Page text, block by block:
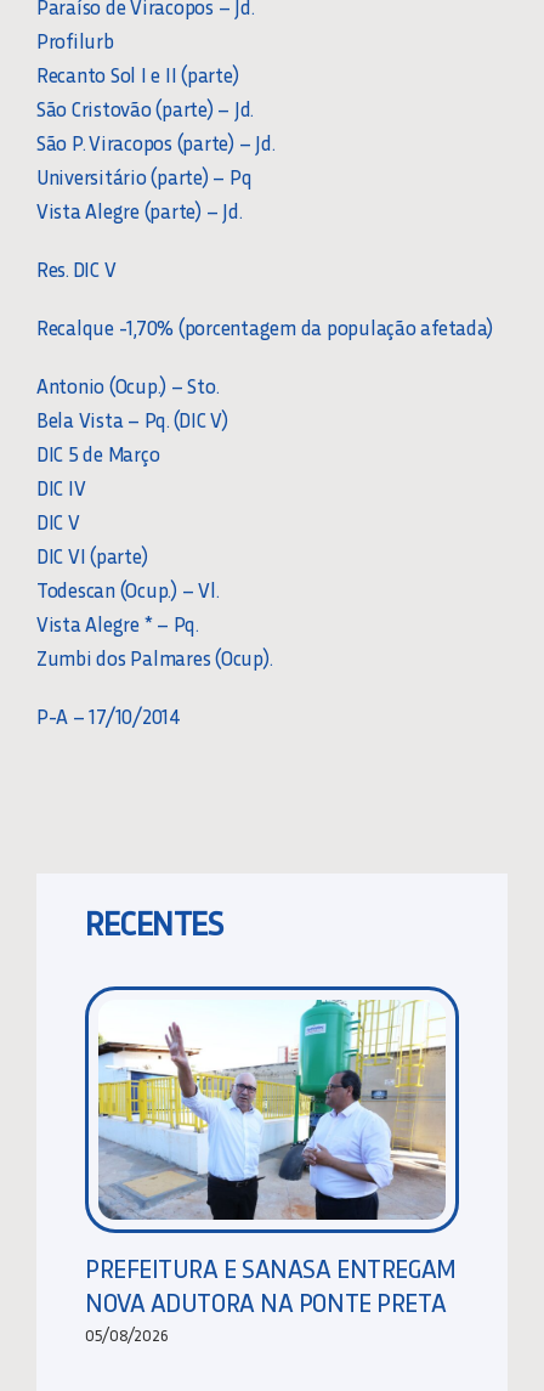
Paraíso de Viracopos – Jd.
Profilurb
Recanto Sol I e II (parte)
São Cristovão (parte) – Jd.
São P. Viracopos (parte) – Jd.
Universitário (parte) – Pq
Vista Alegre (parte) – Jd.
Res. DIC V
Recalque -1,70% (porcentagem da população afetada)
Antonio (Ocup.) – Sto.
Bela Vista – Pq. (DIC V)
DIC 5 de Março
DIC IV
DIC V
DIC VI (parte)
Todescan (Ocup.) – Vl.
Vista Alegre * – Pq.
Zumbi dos Palmares (Ocup).
P-A – 17/10/2014
RECENTES
PREFEITURA E SANASA ENTREGAM
NOVA ADUTORA NA PONTE PRETA
05/08/2026